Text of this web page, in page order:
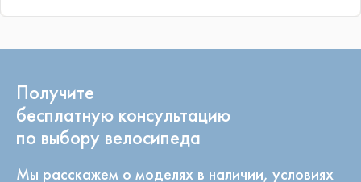
Получите
бесплатную консультацию
по выбору велосипеда
Мы расскажем о моделях в наличии, условиях